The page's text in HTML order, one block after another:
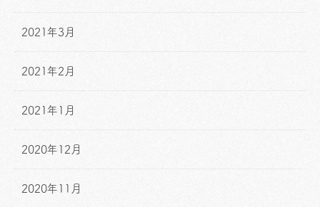
2021年3月
2021年2月
2021年1月
2020年12月
2020年11月